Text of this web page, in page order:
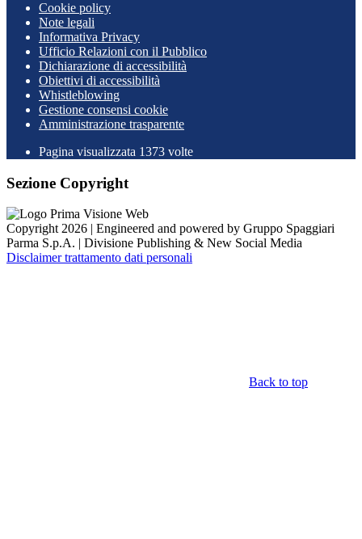
Cookie policy
Note legali
Informativa Privacy
Ufficio Relazioni con il Pubblico
Dichiarazione di accessibilità
Obiettivi di accessibilità
Whistleblowing
Gestione consensi cookie
Amministrazione trasparente
Pagina visualizzata 1373 volte
Sezione Copyright
Copyright 2026 | Engineered and powered by Gruppo Spaggiari
Parma S.p.A. | Divisione Publishing & New Social Media
Disclaimer trattamento dati personali
Back to top